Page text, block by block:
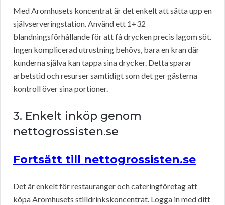
Med Aromhusets koncentrat är det enkelt att sätta upp en
självserveringstation. Använd ett 1+32
blandningsförhållande för att få drycken precis lagom söt.
Ingen komplicerad utrustning behövs, bara en kran där
kunderna själva kan tappa sina drycker. Detta sparar
arbetstid och resurser samtidigt som det ger gästerna
kontroll över sina portioner.
3. Enkelt inköp genom
nettogrossisten.se
Fortsätt till nettogrossisten.se
Det är enkelt för restauranger och cateringföretag att
köpa Aromhusets stilldrinkskoncentrat. Logga in med ditt